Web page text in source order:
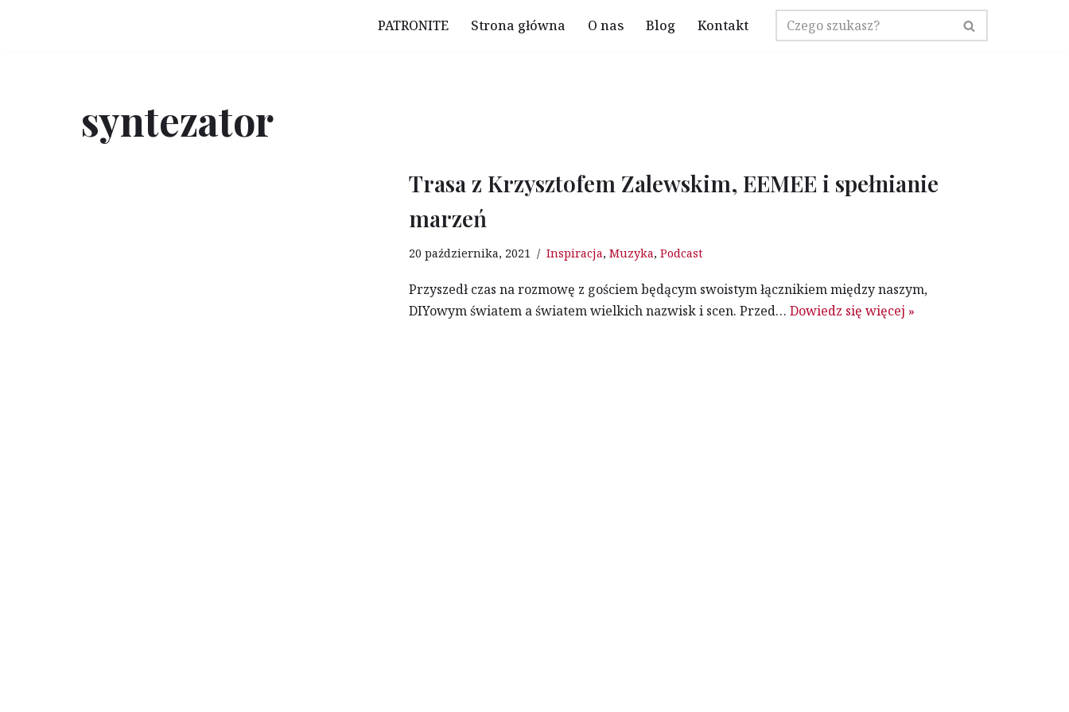
PATRONITE Strona główna O nas Blog Kontakt
syntezator
Trasa z Krzysztofem Zalewskim, EEMEE i spełnianie
marzeń
20 października, 2021 Inspiracja, Muzyka, Podcast
Przyszedł czas na rozmowę z gościem będącym swoistym łącznikiem między naszym,
DIYowym światem a światem wielkich nazwisk i scen. Przed… Dowiedz się więcej »